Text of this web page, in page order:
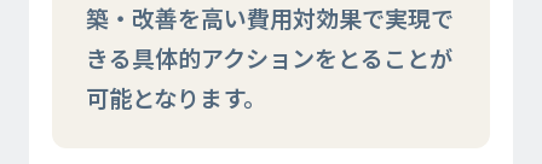
築・改善を高い費用対効果で実現で
きる具体的アクションをとることが
可能となります。